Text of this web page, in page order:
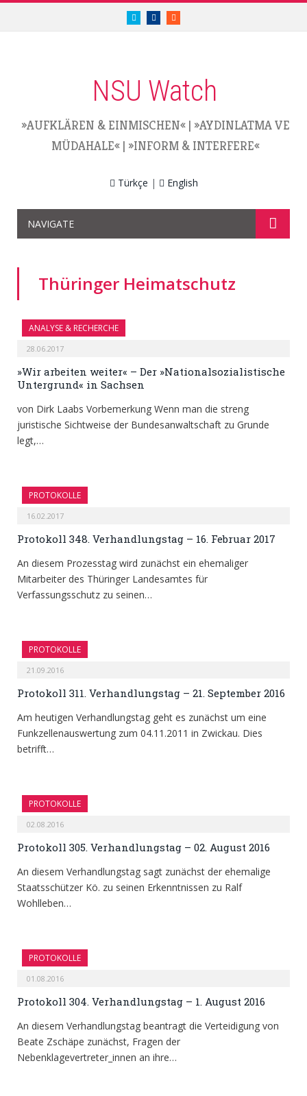
twitter.com/nsuwatch
facebook.com/nsuwatch
RSS
NSU Watch
»AUFKLÄREN & EINMISCHEN« | »AYDINLATMA VE
MÜDAHALE« | »INFORM & INTERFERE«
Türkçe | English
NAVIGATE
Thüringer Heimatschutz
ANALYSE & RECHERCHE
28.06.2017
»Wir arbeiten weiter« – Der »Nationalsozialistische
Untergrund« in Sachsen
von Dirk Laabs Vorbemerkung Wenn man die streng
juristische Sichtweise der Bundesanwaltschaft zu Grunde
legt,…
PROTOKOLLE
16.02.2017
Protokoll 348. Verhandlungstag – 16. Februar 2017
An diesem Prozesstag wird zunächst ein ehemaliger
Mitarbeiter des Thüringer Landesamtes für
Verfassungsschutz zu seinen…
PROTOKOLLE
21.09.2016
Protokoll 311. Verhandlungstag – 21. September 2016
Am heutigen Verhandlungstag geht es zunächst um eine
Funkzellenauswertung zum 04.11.2011 in Zwickau. Dies
betrifft…
PROTOKOLLE
02.08.2016
Protokoll 305. Verhandlungstag – 02. August 2016
An diesem Verhandlungstag sagt zunächst der ehemalige
Staatsschützer Kö. zu seinen Erkenntnissen zu Ralf
Wohlleben…
PROTOKOLLE
01.08.2016
Protokoll 304. Verhandlungstag – 1. August 2016
An diesem Verhandlungstag beantragt die Verteidigung von
Beate Zschäpe zunächst, Fragen der
Nebenklagevertreter_innen an ihre…